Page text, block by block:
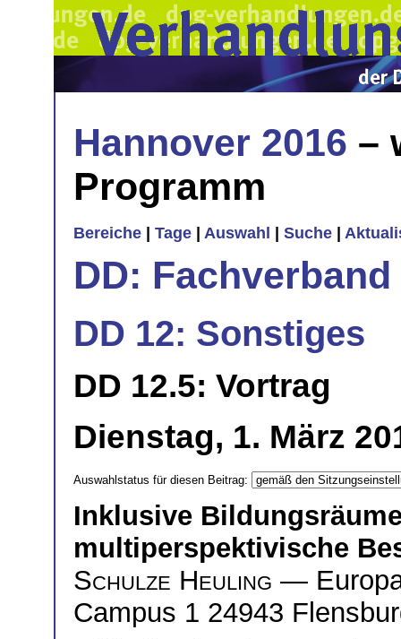
Hannover 2016 –
Programm
Bereiche Tage Auswahl Suche
DD:
DD 12: Sonstiges
DD 12.5: Vortrag
Dienstag, 1. März
Auswahlstatus für diesen Beitrag:
Inklusive
multiperspektivische
Schulze Heuling —
Campus 1 24943